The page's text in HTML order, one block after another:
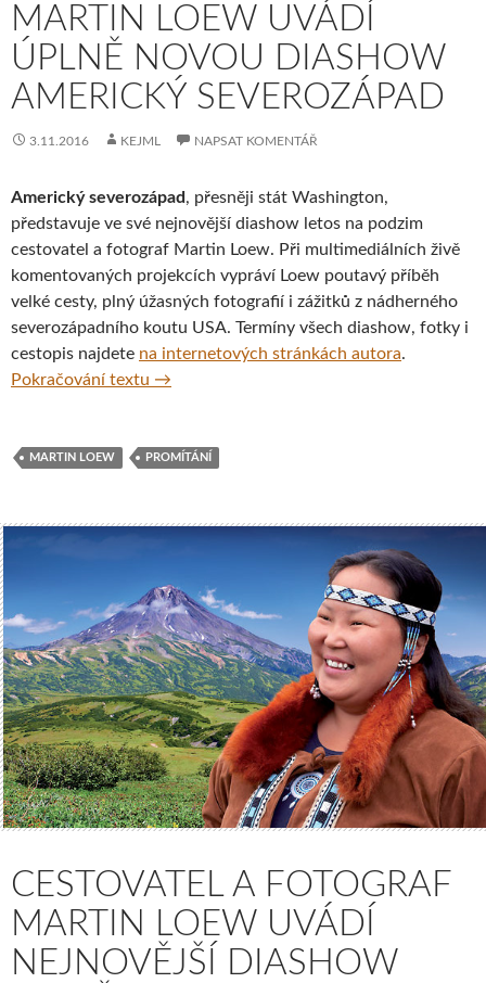
MARTIN LOEW UVÁDÍ
ÚPLNĚ NOVOU DIASHOW
AMERICKÝ SEVEROZÁPAD
3.11.2016 KEJML NAPSAT KOMENTÁŘ
Americký severozápad, přesněji stát Washington,
představuje ve své nejnovější diashow letos na podzim
cestovatel a fotograf Martin Loew. Při multimediálních živě
komentovaných projekcích vypráví Loew poutavý příběh
velké cesty, plný úžasných fotografií i zážitků z nádherného
severozápadního koutu USA. Termíny všech diashow, fotky i
cestopis najdete na internetových stránkách autora.
Pokračování textu Cestovatel a fotograf Martin Loew uvádí
→
MARTIN LOEW PROMÍTÁNÍ
CESTOVATEL A FOTOGRAF
MARTIN LOEW UVÁDÍ
NEJNOVĚJŠÍ DIASHOW